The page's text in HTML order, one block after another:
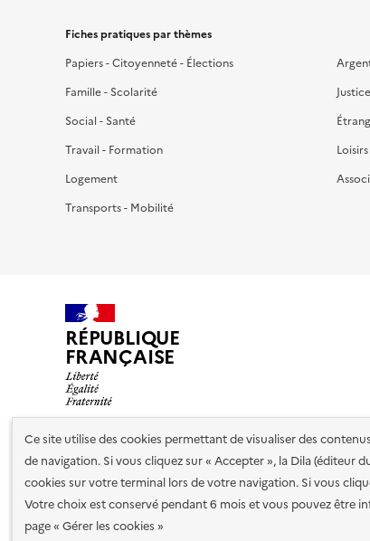
Ce site utilise des cookies permettant de visualiser des
de navigation. Si vous cliquez sur « Accepter », la Dila (éditeur
cookies sur votre terminal lors de votre navigation. Si vous
Votre choix est conservé pendant 6 mois et vous pouvez être
page « Gérer les cookies »
Fiches pratiques par thèmes
Papiers - Citoyenneté - Élections
Famille - Scolarité
Social - Santé
Travail - Formation
Logement
Transports - Mobilité
Justice
RÉPUBLIQUE
FRANÇAISE
Nos partenaires
Plan du site Accessibilité : totalement conforme